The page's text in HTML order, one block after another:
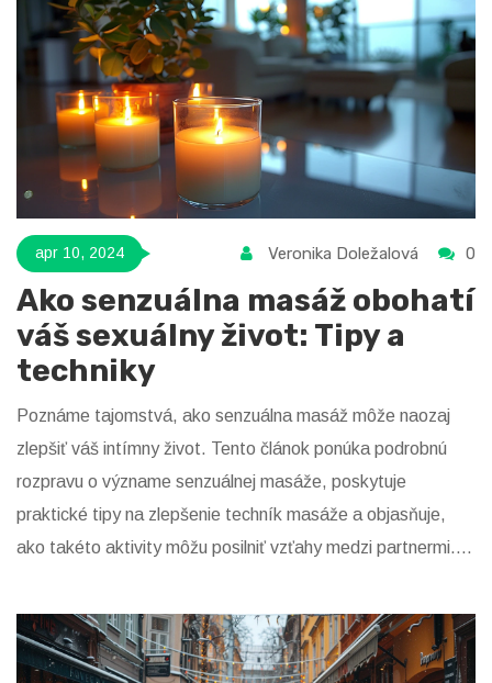
apr 10, 2024 Veronika Doležalová 0
Ako senzuálna masáž obohatí
váš sexuálny život: Tipy a
techniky
Poznáme tajomstvá, ako senzuálna masáž môže naozaj
zlepšiť váš intímny život. Tento článok ponúka podrobnú
rozpravu o význame senzuálnej masáže, poskytuje
praktické tipy na zlepšenie techník masáže a objasňuje,
ako takéto aktivity môžu posilniť vzťahy medzi partnermi.
zintenzívniť vzájomnú blízkosť.